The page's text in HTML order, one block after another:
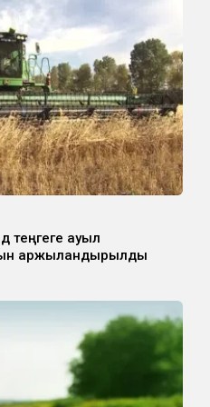
теңгеге ауыл
қаржыландырылды